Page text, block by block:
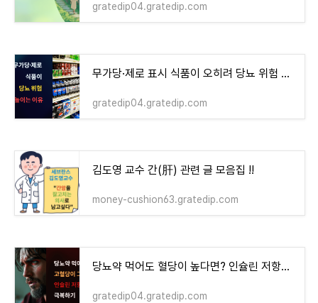
gratedip04.gratedip.com
무가당·제로 표시 식품이 오히려 당뇨 위험 높이는 이유
gratedip04.gratedip.com
김도영 교수 간(肝) 관련 글 모음집 !!
money-cushion63.gratedip.com
당뇨약 먹어도 혈당이 높다면? 인슐린 저항성? 해결방법
gratedip04.gratedip.com